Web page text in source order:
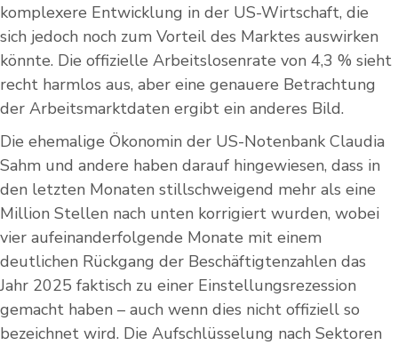
komplexere Entwicklung in der US-Wirtschaft, die
sich jedoch noch zum Vorteil des Marktes auswirken
könnte. Die offizielle Arbeitslosenrate von 4,3 % sieht
recht harmlos aus, aber eine genauere Betrachtung
der Arbeitsmarktdaten ergibt ein anderes Bild.
Die ehemalige Ökonomin der US-Notenbank Claudia
Sahm und andere haben darauf hingewiesen, dass in
den letzten Monaten stillschweigend mehr als eine
Million Stellen nach unten korrigiert wurden, wobei
vier aufeinanderfolgende Monate mit einem
deutlichen Rückgang der Beschäftigtenzahlen das
Jahr 2025 faktisch zu einer Einstellungsrezession
gemacht haben – auch wenn dies nicht offiziell so
bezeichnet wird. Die Aufschlüsselung nach Sektoren